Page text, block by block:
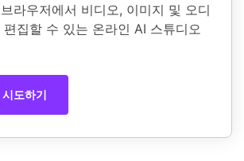
라우저에서 비디오, 이미지 및 오디
편집할 수 있는 온라인 AI 스튜디오
도하기